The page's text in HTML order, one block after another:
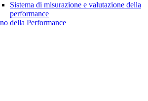
Sistema di misurazione e valutazione della
performance
della Performance